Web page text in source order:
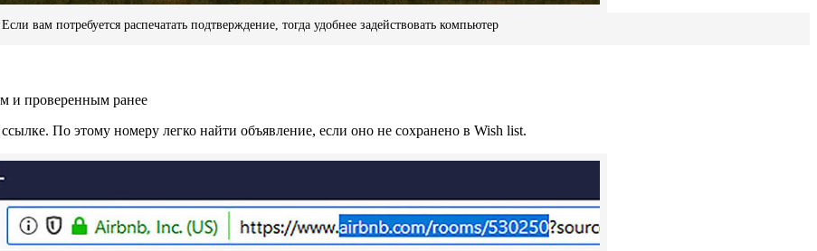
вам потребуется распечатать подтверждение, тогда удобнее задействовать компьютер
и проверенным ранее
По этому номеру легко найти объявление, если оно не сохранено в Wish list.